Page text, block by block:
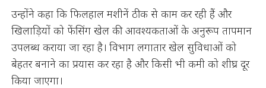
उन्होंने कहा कि फिलहाल मशीनें ठीक से काम कर रही हैं और
खिलाड़ियों को फेंसिंग खेल की आवश्यकताओं के अनुरूप तापमान
उपलब्ध कराया जा रहा है। विभाग लगातार खेल सुविधाओं को
बेहतर बनाने का प्रयास कर रहा है और किसी भी कमी को शीघ्र दूर
किया जाएगा।